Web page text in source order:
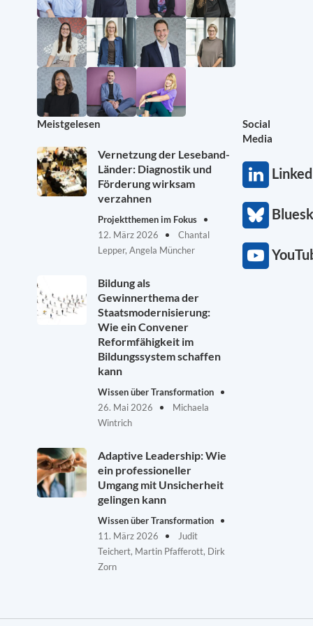
Meistgelesen
Vernetzung der Leseband-
Länder: Diagnostik und
Förderung wirksam
verzahnen
Projektthemen im Fokus
12. März 2026
Chantal
Lepper, Angela Müncher
Bildung als
Gewinnerthema der
Staatsmodernisierung:
Wie ein Convener
Reformfähigkeit im
Bildungssystem schaffen
kann
Wissen über Transformation
26. Mai 2026
Michaela
Wintrich
Adaptive Leadership: Wie
ein professioneller
Umgang mit Unsicherheit
gelingen kann
Wissen über Transformation
11. März 2026
Judit
Teichert, Martin Pfafferott, Dirk
Zorn
Social
Media